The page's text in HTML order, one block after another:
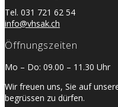
Tel. 031 721 62 54
info@vhsak.ch
Öffnungszeiten
Mo – Do: 09.00 – 11.30 Uhr
Wir freuen uns, Sie auf
begrüssen zu dürfen.